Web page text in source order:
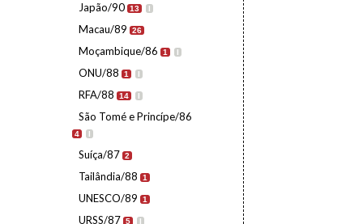
Japão/90 13 I
Macau/89 26
Moçambique/86 1 I
ONU/88 1 I
RFA/88 14 I
São Tomé e Princípe/86
4 I
Suíça/87 2
Tailândia/88 1
UNESCO/89 1
URSS/87 5 I